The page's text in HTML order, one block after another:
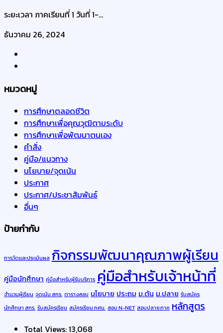
ระยะเวลา ภาคเรียนที่ 1 วันที่ 1-...
ธันวาคม 26, 2024
หมวดหมู่
การศึกษาตลอดชีวิต
การศึกษาเพื่อคุณวุฒิตามระดับ
การศึกษาเพื่อพัฒนาตนเอง
คำสั่ง
คู่มือ/แนวทาง
นโยบาย/จุดเน้น
ประกาศ
ประกาศ/ประชาสัมพันธ์
อื่นๆ
ป้ายกำกับ
การวัดและประเมินผล กิจกรรมพัฒนาคุณภาพผู้เรียน
คู่มือนักศึกษา คู่มือสำหรับผู้รับบริการ คู่มือสำหรับเจ้าหน้าที่
จำนวนผู้เรียน จุดเน้น สกร. ตารางสอบ นโยบาย ประถม ม.ต้น ม.ปลาย รับสมัคร
นักศึกษา สกร. รับสมัครเรียน สมัครเรียน กศน. สอบ N-NET สอบปลายภาค หลักสูตร
Total Views:13,068